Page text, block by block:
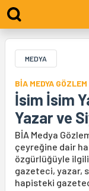
MEDYA
BİA MEDYA GÖZLEM
İsim İsim
Yazar ve
BİA Medya
çeyreğine dair
özgürlüğüyle ilgili
gazeteci, yazar,
hapisteki